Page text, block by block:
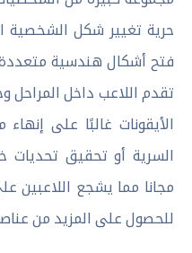
حرية تغيير شكل الشخصية
فتح أشكال هندسية متعددة
تقدم اللاعب داخل المراحل
الأيقونات غالبًا على
السرية أو تحقيق
مجانا مما يشجع اللاعبين
للحصول على المزيد من